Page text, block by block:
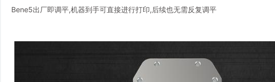
Bene5出厂即调平,机器到手可直接进行打印,后续也无需反复调平